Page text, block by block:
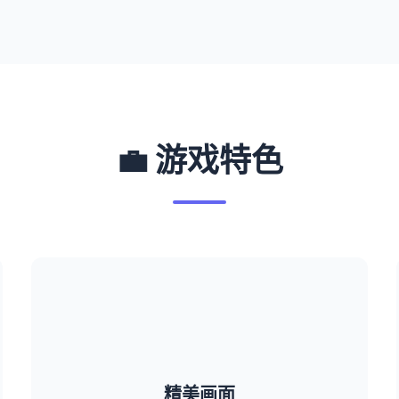
💼 游戏特色
精美画面